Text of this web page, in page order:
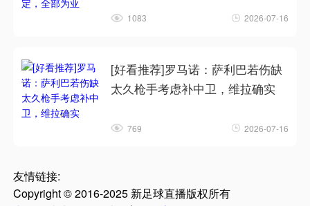
1083 2026-07-16
[好看推荐]罗马诺：萨利巴若伤缺
太久枪手考虑补中卫，维拉确实
769 2026-07-16
友情链接:
Copyright © 2016-2025 新足球直播版权所有